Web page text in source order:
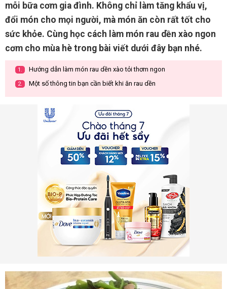
mỗi bữa cơm gia đình. Không chỉ làm tăng khẩu vị,
đổi món cho mọi người, mà món ăn còn rất tốt cho
sức khỏe. Cùng học cách làm món rau dền xào ngon
cơm cho mùa hè trong bài viết dưới đây bạn nhé.
1. Hướng dẫn làm món rau dền xào tỏi thơm ngon
2. Một số thông tin bạn cần biết khi ăn rau dền